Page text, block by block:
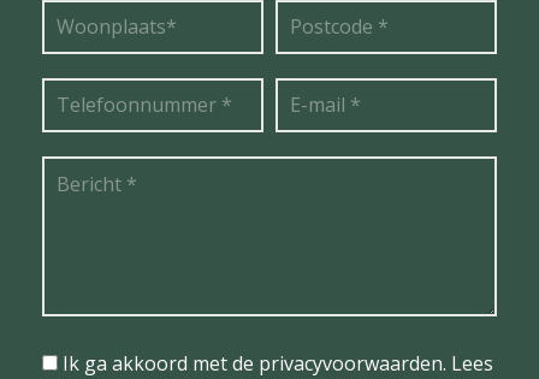
Ik ga akkoord met de privacyvoorwaarden. Lees